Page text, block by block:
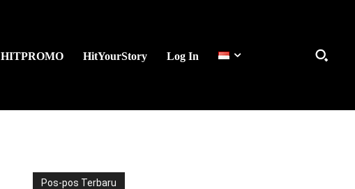
HITPROMO HitYourStory Log In
Pos-pos Terbaru